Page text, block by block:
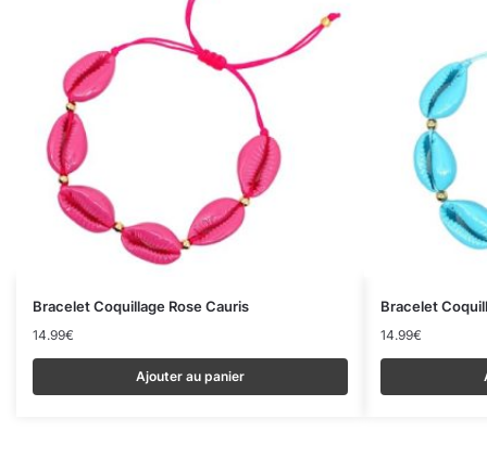
Bracelet Coquillage Rose Cauris
14.99€
Ajouter au panier
Bracelet
14.99€